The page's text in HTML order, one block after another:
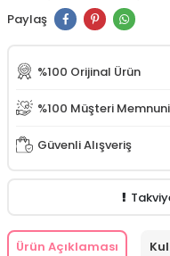
Paylaş
%100 Orijinal Ürün
%100 Müşteri
Güvenli Alışveriş
Ürün Açıklaması